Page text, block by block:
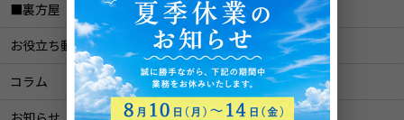
■裏方屋
お役立ち動画
コラム